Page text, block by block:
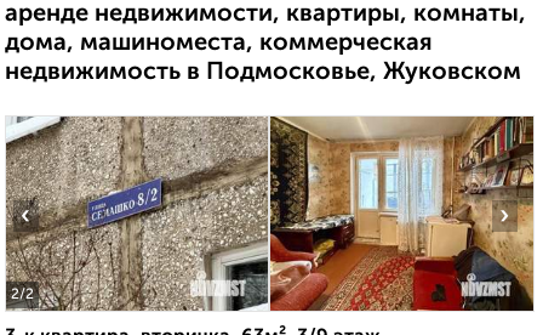
аренде недвижимости, квартиры, комнаты,
дома, машиноместа, коммерческая
недвижимость в Подмосковье, Жуковском
2/2
‹ ›